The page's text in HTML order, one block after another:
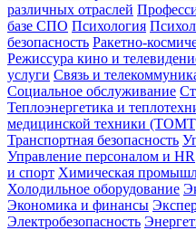
различных отраслей
базе СПО Психология
безопасность Ракетно-
Режиссура кино и
услуги Связь и
Социальное обслуживание
Теплоэнергетика и
медицинской техники
Транспортная безопасность
Управление персоналом и HR
и спорт Химическая
Холодильное оборудование
Экономика и финансы
Электробезопасность